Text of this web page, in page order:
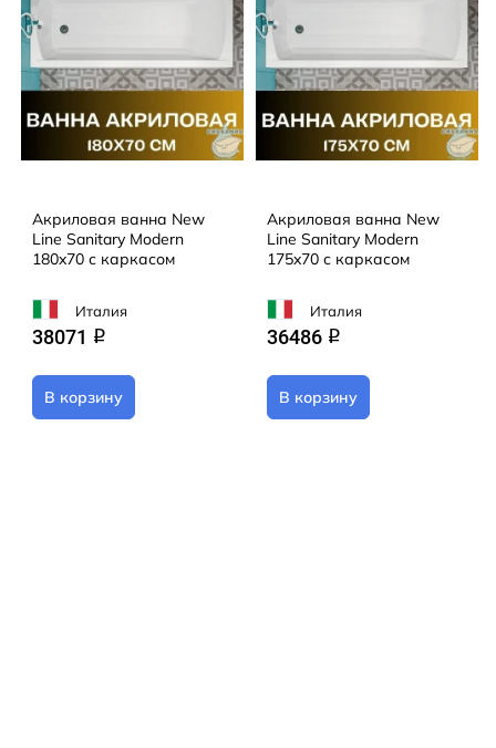
Акриловая ванна New
Line Sanitary Modern
180x70 с каркасом
Италия
38071 q
В корзину
Акриловая ванна New
Line Sanitary Modern
175x70 с каркасом
Италия
36486 q
В корзину